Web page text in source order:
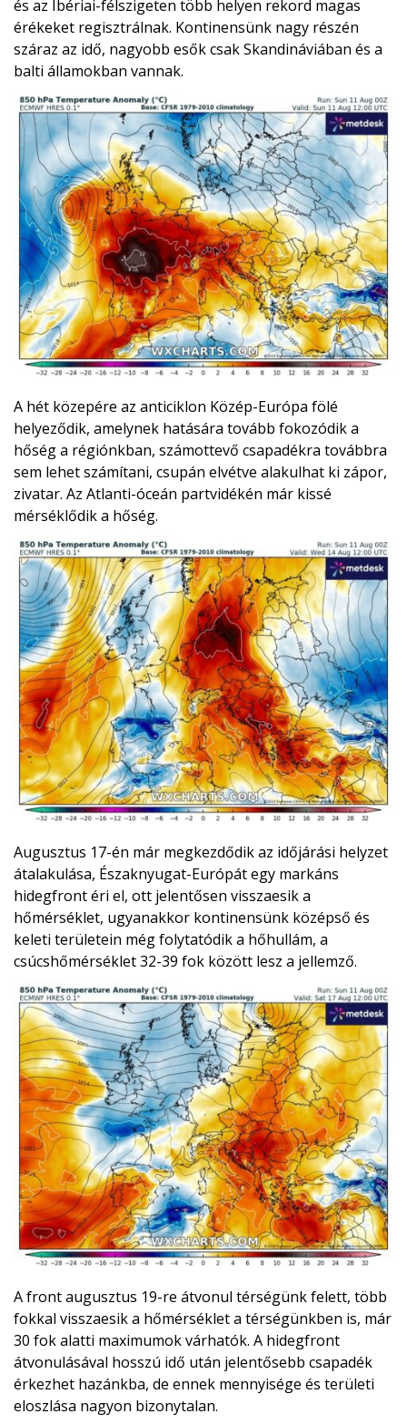
és az Ibériai-félszigeten több helyen rekord magas
érékeket regisztrálnak. Kontinensünk nagy részén
száraz az idő, nagyobb esők csak Skandináviában és a
balti államokban vannak.
A hét közepére az anticiklon Közép-Európa fölé
helyeződik, amelynek hatására tovább fokozódik a
hőség a régiónkban, számottevő csapadékra továbbra
sem lehet számítani, csupán elvétve alakulhat ki zápor,
zivatar. Az Atlanti-óceán partvidékén már kissé
mérséklődik a hőség.
Augusztus 17-én már megkezdődik az időjárási helyzet
átalakulása, Északnyugat-Európát egy markáns
hidegfront éri el, ott jelentősen visszaesik a
hőmérséklet, ugyanakkor kontinensünk középső és
keleti területein még folytatódik a hőhullám, a
csúcshőmérséklet 32-39 fok között lesz a jellemző.
A front augusztus 19-re átvonul térségünk felett, több
fokkal visszaesik a hőmérséklet a térségünkben is, már
30 fok alatti maximumok várhatók. A hidegfront
átvonulásával hosszú idő után jelentősebb csapadék
érkezhet hazánkba, de ennek mennyisége és területi
eloszlása nagyon bizonytalan.